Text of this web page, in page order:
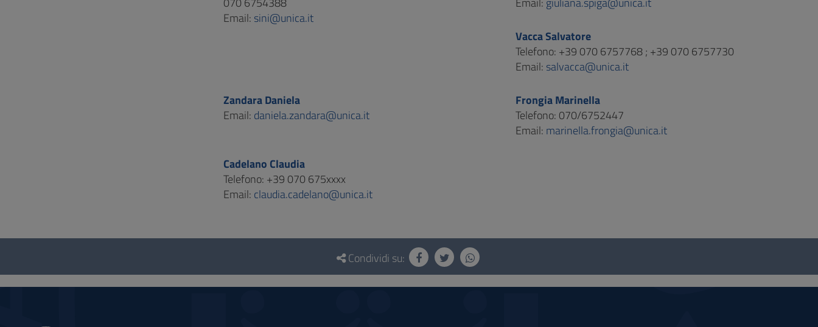
Email: sini@unica.it
Vacca Salvatore
Telefono: +39 070 6757768 ; +39 070 6757730
Email: salvacca@unica.it
Zandara Daniela
Email: daniela.zandara@unica.it
Frongia Marinella
Telefono: 070/6752447
Email: marinella.frongia@unica.it
Cadelano Claudia
Telefono: +39 070 675xxxx
Email: claudia.cadelano@unica.it
Questionario
social
Condividi su: